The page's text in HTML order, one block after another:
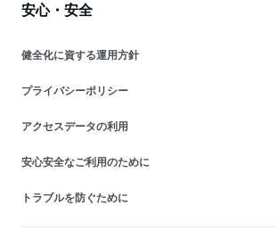
安心・安全
健全化に資する運用方針
プライバシーポリシー
アクセスデータの利用
安心安全なご利用のために
トラブルを防ぐために